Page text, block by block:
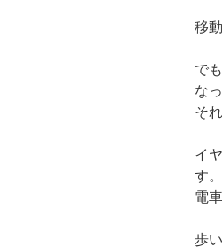
移
で
な
そ
イ
す。
電
歩